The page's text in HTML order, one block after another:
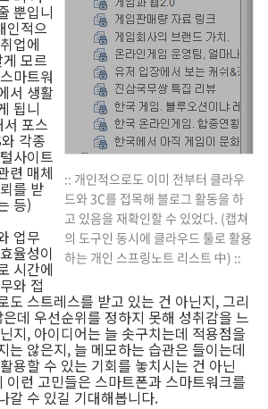
:: 개인적으로도 이미 전부터 클라우
드와 3C를 접목해 블로그 활동을 하
고 있음을 재확인할 수 있었다. (캡쳐
의 도구인 동시에 클라우드 툴로 활용
하는 개인 스프링노트 리스트 中) ::
뿐입니
인적으
업에
모르
마트워
서 생활
됩니
포스
각종
사이트
련 매체
를 받
등)
업무
율성이
시간에
와 접
도 스트레스를 받고 있는 건 아닌지, 그리
데 우선순위를 정하지 못해 성취감을 느
지, 아이디어는 늘 솟구치는데 적용점을
는 않은지, 늘 메모하는 습관은 들이는데
용할 수 있는 기회를 놓치시는 건 아닌
이런 고민들은 스마트폰과 스마트워크를
갈 수 있길 기대해봅니다.